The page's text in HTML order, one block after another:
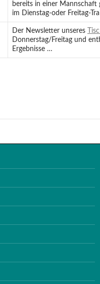
bereits in einer Mannschaft
im Dienstag-oder Freitag-
Der Newsletter unseres
Donnerstag/Freitag und
Ergebnisse …